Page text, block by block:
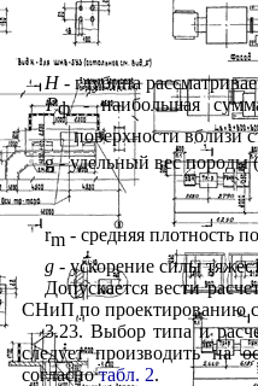
H- глубина
Рф- наибольшая
поверхности вблизи
g- удельный вес породы
rm- средняя плотность
g - ускорение силы
Допускается вести
СНиП по проектированию
3.23. Выбор типа и
следует производить на
согласнотабл. 2.